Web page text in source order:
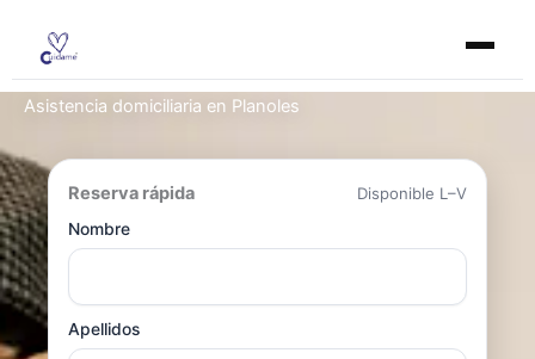
contenido
Asistencia domiciliaria en Planoles
Reserva rápida
Disponible L–V
Nombre
Apellidos